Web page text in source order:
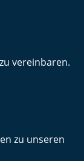
vereinbaren.
zu unseren